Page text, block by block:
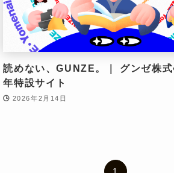
読めない、GUNZE。｜ グンゼ株
年特設サイト
2026年2月14日
1